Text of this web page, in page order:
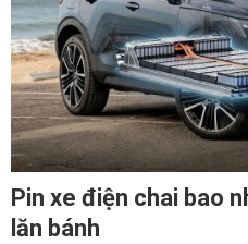
Pin xe điện chai bao
lăn bánh